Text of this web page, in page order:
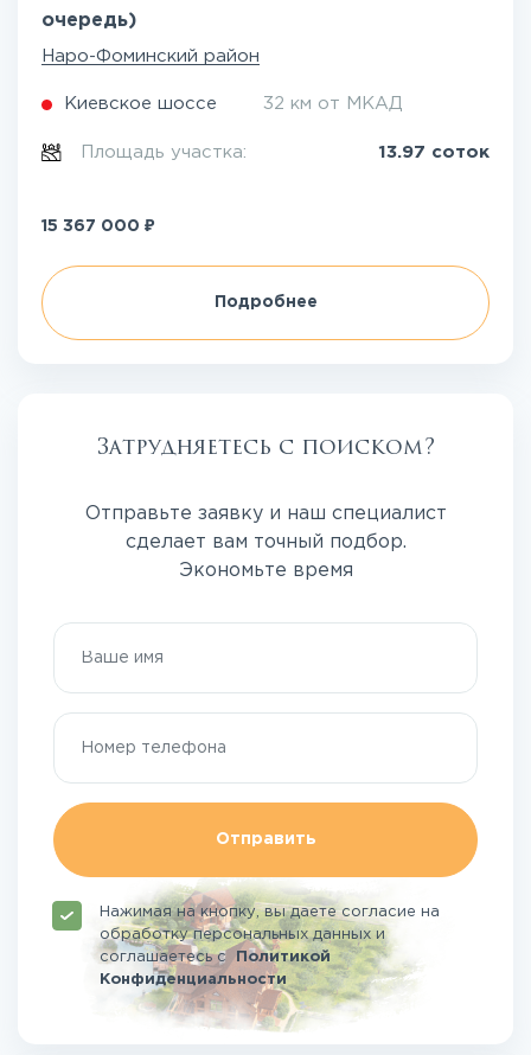
очередь)
Наро-Фоминский район
Киевское шоссе 32 км от МКАД
Площадь участка: 13.97 соток
15 367 000 ₽
Подробнее
Затрудняетесь с поиском?
Отправьте заявку и наш специалист
сделает вам точный подбор.
Экономьте время
Отправить
Нажимая на кнопку, вы даете согласие на
обработку персональных данных и
соглашаетесьсПолитикой
Конфиденциальности